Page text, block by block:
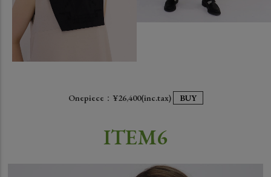
Onepiece：¥26,400(inc.tax) BUY
ITEM6